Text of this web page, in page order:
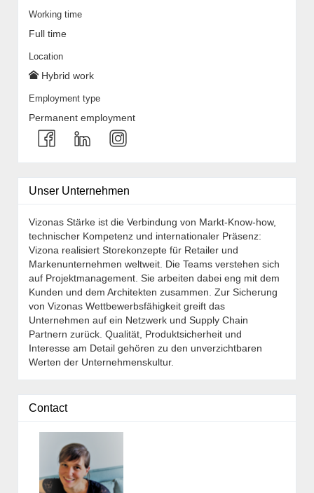
Working time
Full time
Location
Hybrid work
Employment type
Permanent employment
Unser Unternehmen
Vizonas Stärke ist die Verbindung von Markt-Know-how,
technischer Kompetenz und internationaler Präsenz:
Vizona realisiert Storekonzepte für Retailer und
Markenunternehmen weltweit. Die Teams verstehen sich
auf Projektmanagement. Sie arbeiten dabei eng mit dem
Kunden und dem Architekten zusammen. Zur Sicherung
von Vizonas Wettbewerbsfähigkeit greift das
Unternehmen auf ein Netzwerk und Supply Chain
Partnern zurück. Qualität, Produktsicherheit und
Interesse am Detail gehören zu den unverzichtbaren
Werten der Unternehmenskultur.
Contact